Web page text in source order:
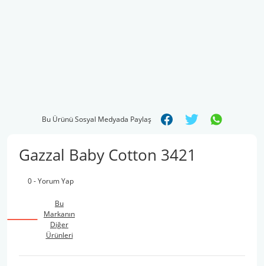
Bu Ürünü Sosyal Medyada Paylaş
Gazzal Baby Cotton 3421
0 - Yorum Yap
Bu
Markanın
Diğer
Ürünleri